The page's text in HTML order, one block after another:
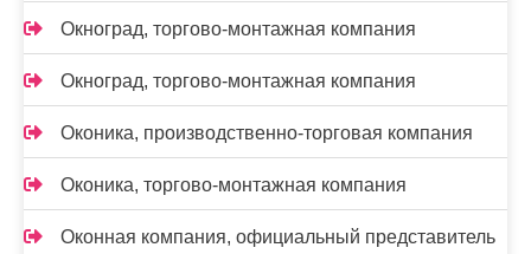
Окноград, торгово-монтажная компания
Окноград, торгово-монтажная компания
Оконика, производственно-торговая компания
Оконика, торгово-монтажная компания
Оконная компания, официальный представитель